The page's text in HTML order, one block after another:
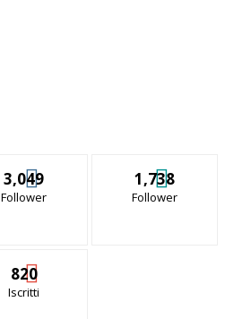
3,049
Follower
1,738
Follower
820
Iscritti